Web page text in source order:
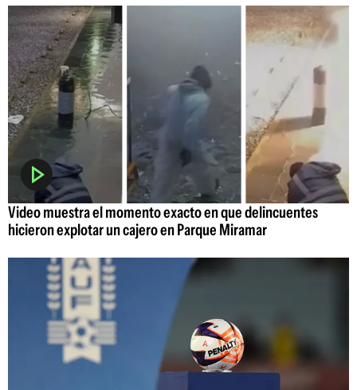
Video muestra el momento exacto en que delincuentes
hicieron explotar un cajero en Parque Miramar